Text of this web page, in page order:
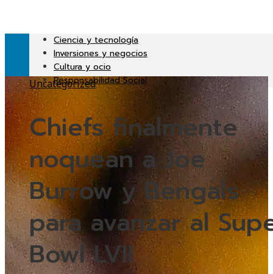
Ciencia y tecnología
Inversiones y negocios
Cultura y ocio
Responsabilidad Social
Uncategorized
Chiefs finalmente
noquean a Joe
Burrow y Bengals
para avanzar al
Bowl LVII